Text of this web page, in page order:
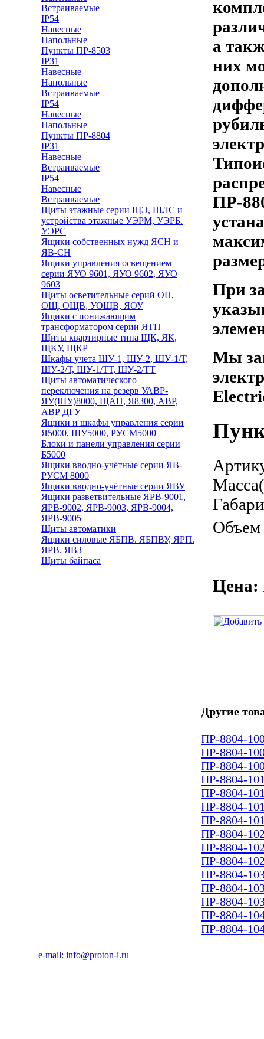
Встраиваемые
IP54
Навесные
Напольные
Пункты ПР-8503
IP31
Навесные
Напольные
Встраиваемые
IP54
Навесные
Напольные
Пункты ПР-8804
IP31
Навесные
Встраиваемые
IP54
Навесные
Встраиваемые
Щиты этажные серии ЩЭ, ШЛС и
устройства этажные УЭРМ, УЭРБ.
УЭРС
Ящики собственных нужд ЯСН и
ЯВ-СН
Ящики управления освещением
серии ЯУО 9601, ЯУО 9602, ЯУО
9603
Щиты осветительные серий ОП,
ОЩ, ОЩВ, УОЩВ, ЯОУ
Ящики с понижающим
трансформатором серии ЯТП
Щиты квартирные типа ЩК, ЯК,
ЩКУ, ЩКР
Шкафы учета ШУ-1, ШУ-2, ШУ-1/Т,
ШУ-2/Т, ШУ-1/ТТ, ШУ-2/ТТ
Щиты автоматического
переключения на резерв УАВР-
ЯУ(ШУ)8000, ЩАП, Я8300, АВР,
АВР ДГУ
Ящики и шкафы управления серии
Я5000, ШУ5000, РУСМ5000
Блоки и панели управления серии
Б5000
Ящики вводно-учётные серии ЯВ-
РУСМ 8000
Ящики вводно-учётные серии ЯВУ
Ящики разветвительные ЯРВ-9001,
ЯРВ-9002, ЯРВ-9003, ЯРВ-9004,
ЯРВ-9005
Щиты автоматики
Ящики силовые ЯБПВ. ЯБПВУ, ЯРП.
ЯРВ. ЯВЗ
Щиты байпаса
а
них
ПР-
При
Мы
Цена:
Другие
ПР-8804-
ПР-8804-
ПР-8804-
ПР-8804-
ПР-8804-
ПР-8804-
ПР-8804-
ПР-8804-
ПР-8804-
ПР-8804-
ПР-8804-
ПР-8804-
ПР-8804-
ПР-8804-
ПР-8804-
e-mail: info@proton-i.ru